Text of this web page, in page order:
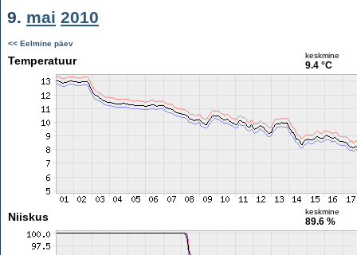
9. mai 2010
<< Eelmine päev
Temperatuur keskmine
9.4 °C
Niiskus keskmine
89.6 %